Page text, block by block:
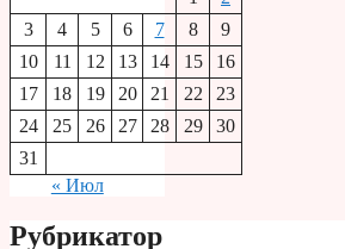
3
4 5 6 7 8
9
10
11 12 13 14 15
16
17
18 19 20 21 22
23
24
25 26 27 28 29
30
31
« Июл
Рубрикатор